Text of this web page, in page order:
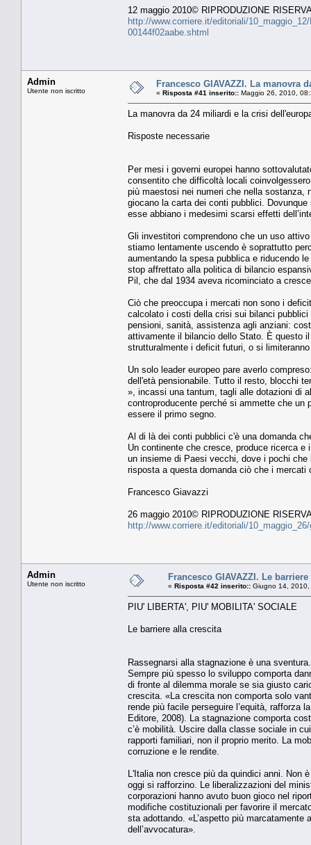
12 maggio 2010© RIPRODUZIONE
http://www.corriere.it/editoriali/
00144f02aabe.shtml
Admin
Utente non iscritto
Francesco GIAVAZZI. La manovra
« Risposta #41 inserito:: Maggio 26, 2010,
La manovra da 24 miliardi e la crisi
Risposte necessarie
Per mesi i governi europei hanno
consentito che difficoltà locali
più maestosi nei numeri che nella sostanza,
giocano la carta dei conti pubblici.
esse abbiano i medesimi scarsi effetti
Gli investitori comprendono che un uso
stiamo lentamente uscendo è soprattutto
aumentando la spesa pubblica e riducendo
stop affrettato alla politica di bilancio
Pil, che dal 1934 aveva ricominciato a
Ciò che preoccupa i mercati non sono i
calcolato i costi della crisi sui bilanci
pensioni, sanità, assistenza agli anziani:
attivamente il bilancio dello Stato. È questo
strutturalmente i deficit futuri, o si
Un solo leader europeo pare averlo
dell'età pensionabile. Tutto il resto, blocchi
», incassi una tantum, tagli alle dotazioni di
controproducente perché si ammette che un
essere il primo segno.
Al di là dei conti pubblici c'è una domanda
Un continente che cresce, produce ricerca e
un insieme di Paesi vecchi, dove i pochi
risposta a questa domanda ciò che i mercati
Francesco Giavazzi
26 maggio 2010© RIPRODUZIONE
http://www.corriere.it/editoriali/
Admin
Utente non iscritto
Francesco GIAVAZZI. Le
« Risposta #42 inserito:: Giugno 14,
PIU' LIBERTA', PIU' MOBILITA' SOCIALE
Le barriere alla crescita
Rassegnarsi alla stagnazione è una
Sempre più spesso lo sviluppo comporta
di fronte al dilemma morale se sia giusto
crescita. «La crescita non comporta solo
rende più facile perseguire l’equità, rafforza
Editore, 2008). La stagnazione comporta
c’è mobilità. Uscire dalla classe sociale in
rapporti familiari, non il proprio merito. La
corruzione e le rendite.
L'Italia non cresce più da quindici anni. Non
oggi si rafforzino. Le liberalizzazioni del
corporazioni hanno avuto buon gioco nel
modifiche costituzionali per favorire il
sta adottando. «L’aspetto più
dell’avvocatura».